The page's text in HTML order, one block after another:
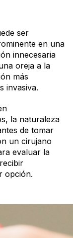
ser
en una
innecesaria
oreja a la
más
invasiva.
la naturaleza
de tomar
un cirujano
evaluar la
opción.